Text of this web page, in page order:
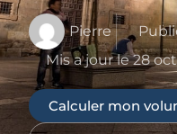
Pierre
Mis a jour le 28
Calculer mon